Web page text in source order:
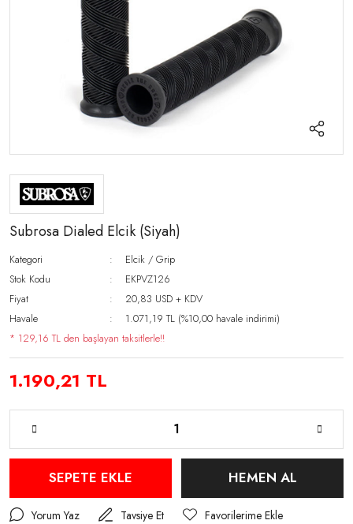
Subrosa Dialed Elcik (Siyah)
Kategori
Elcik / Grip
Stok Kodu
EKPVZ126
Fiyat
20,83 USD + KDV
Havale
1.071,19 TL (%10,00 havale indirimi)
* 129,16 TL den başlayan taksitlerle!!
1.190,21 TL
SEPETE EKLE HEMEN AL
Yorum Yaz Tavsiye Et